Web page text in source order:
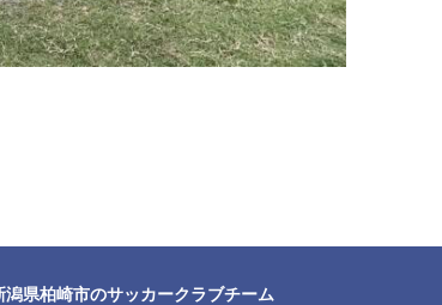
潟県柏崎市のサッカークラブチーム